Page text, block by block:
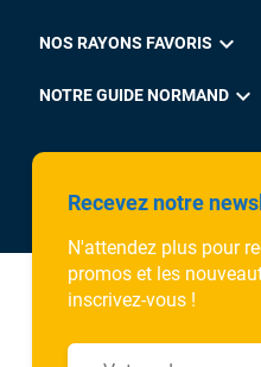
NOS RAYONS FAVORIS expand_more
NOTRE GUIDE NORMAND expand_more
Recevez notre
N'attendez plus pour
promos et les
inscrivez-vous !